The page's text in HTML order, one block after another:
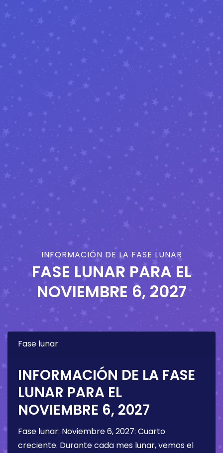
INFORMACIÓN DE LA FASE LUNAR
FASE LUNAR PARA EL
NOVIEMBRE 6, 2027
Fase lunar
INFORMACIÓN DE LA FASE
LUNAR PARA EL
NOVIEMBRE 6, 2027
Fase lunar: Noviembre 6, 2027: Cuarto
creciente. Durante cada mes lunar, vemos el